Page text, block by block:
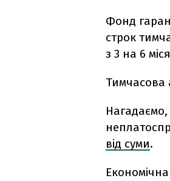
Фонд
строк
з 3 на 6
Тимчасова
від суми.